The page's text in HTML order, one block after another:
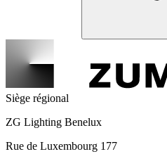
Siège régional
ZG Lighting Benelux
Rue de Luxembourg 177